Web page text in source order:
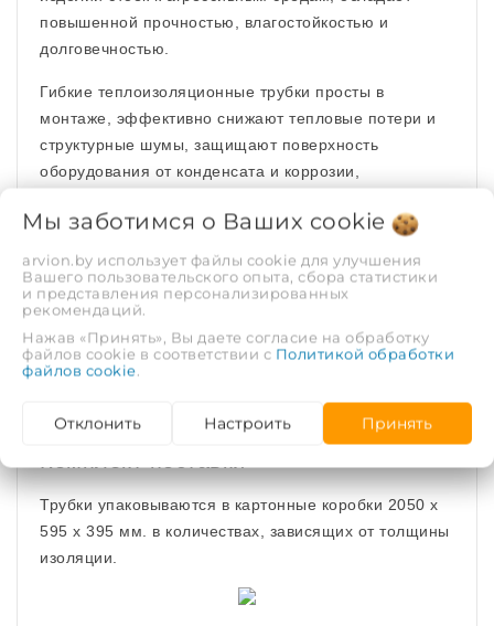
повышенной прочностью, влагостойкостью и
долговечностью.
Гибкие теплоизоляционные трубки просты в
монтаже, эффективно снижают тепловые потери и
структурные шумы, защищают поверхность
оборудования от конденсата и коррозии,
заданного времени. Экологически чистый материал,
безопасен при работе, не требует средств
персональной защиты.
Основные технические
характеристики изоляции
Трубки упаковываются в картонные коробки 2050 x
595 x 395 мм. в количествах, зависящих от толщины
изоляции.
Мы заботимся о Ваших cookie
arvion.by использует файлы cookie для улучшения
Вашего пользовательского опыта, сбора статистики
и представления персонализированных
рекомендаций.
Нажав «Принять», Вы даете согласие на обработку
файлов cookie в соответствии с Политикой обработки
файлов cookie
Отклонить Настроить Принять